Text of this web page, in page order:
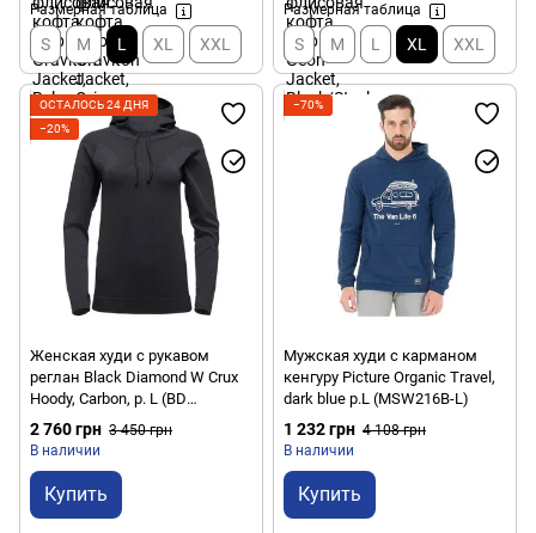
Размерная таблица
S M L XL XXL
Размерная таблица
S M L XL XXL
ОСТАЛОСЬ 24 ДНЯ
−20%
Женская худи с рукавом
реглан Black Diamond W Crux
Hoody, Carbon, р. L (BD
752120.0003-L)
2 760 грн 3 450 грн
В наличии
Купить
−70%
Мужская худи с карманом
кенгуру Picture Organic Travel,
dark blue р.L (MSW216B-L)
1 232 грн 4 108 грн
В наличии
Купить